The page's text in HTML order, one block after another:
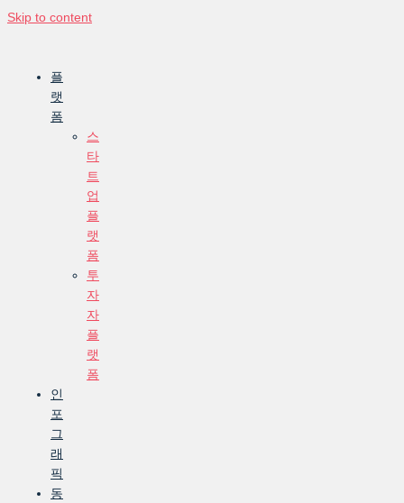
Skip to content
플
랫
폼
스
타
트
업
플
랫
폼
투
자
자
플
랫
폼
인
포
그
래
픽
동